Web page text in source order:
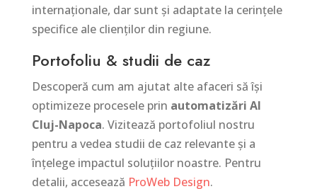
internaționale, dar sunt și adaptate la cerințele
specifice ale clienților din regiune.
Portofoliu & studii de caz
Descoperă cum am ajutat alte afaceri să își
optimizeze procesele prin automatizări AI
Cluj-Napoca. Vizitează portofoliul nostru
pentru a vedea studii de caz relevante și a
înțelege impactul soluțiilor noastre. Pentru
detalii, accesează ProWeb Design.